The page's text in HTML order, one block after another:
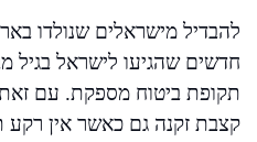
להבדיל מישראלים שנולדו
חדשים שהגיעו לישראל בגיל
תקופת ביטוח מספקת. עם
קצבת זקנה גם כאשר אין